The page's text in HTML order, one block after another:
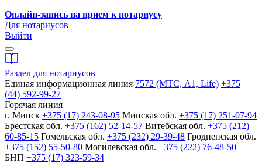
Онлайн-запись на прием к нотариусу
Для нотариусов
Выйти
Раздел для нотариусов
Единая информационная линия 7572 (МТС, A1, Life) +375
(44) 592-99-27
Горячая линия
г. Минск +375 (17) 243-08-95 Минская обл. +375 (17) 251-07-94
Брестская обл. +375 (162) 52-14-57 Витебская обл. +375 (212)
60-85-15 Гомельская обл. +375 (232) 29-39-48 Гродненская обл.
+375 (152) 55-50-80 Могилевская обл. +375 (222) 76-48-50
БНП +375 (17) 323-59-34